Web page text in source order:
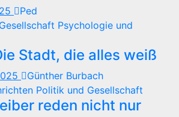
Ped
Psychologie und
Stadt, die alles weiß
Günther Burbach
Politik und Gesellschaft
reden nicht nur